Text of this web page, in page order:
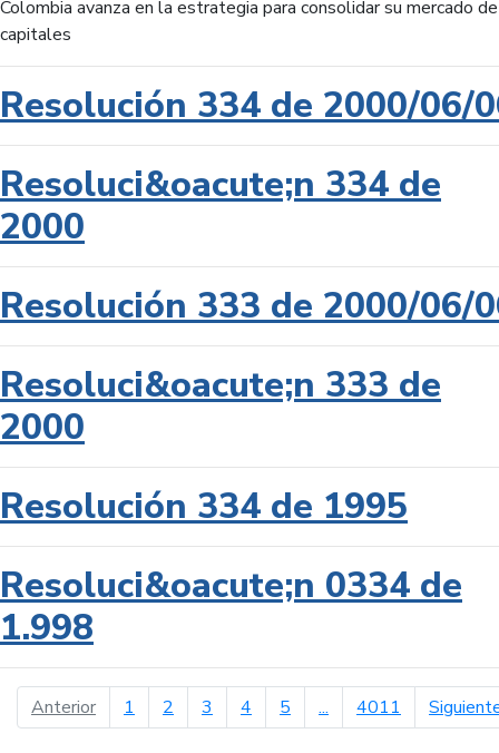
Colombia avanza en la estrategia para consolidar su mercado de
capitales
Resolución 334 de 2000/06/
Resoluci&oacute;n 334 de
2000
Resolución 333 de 2000/06/
Resoluci&oacute;n 333 de
2000
Resolución 334 de 1995
Resoluci&oacute;n 0334 de
1.998
Anteriorpágina anterior
1 2 3 4 5 ... 4011